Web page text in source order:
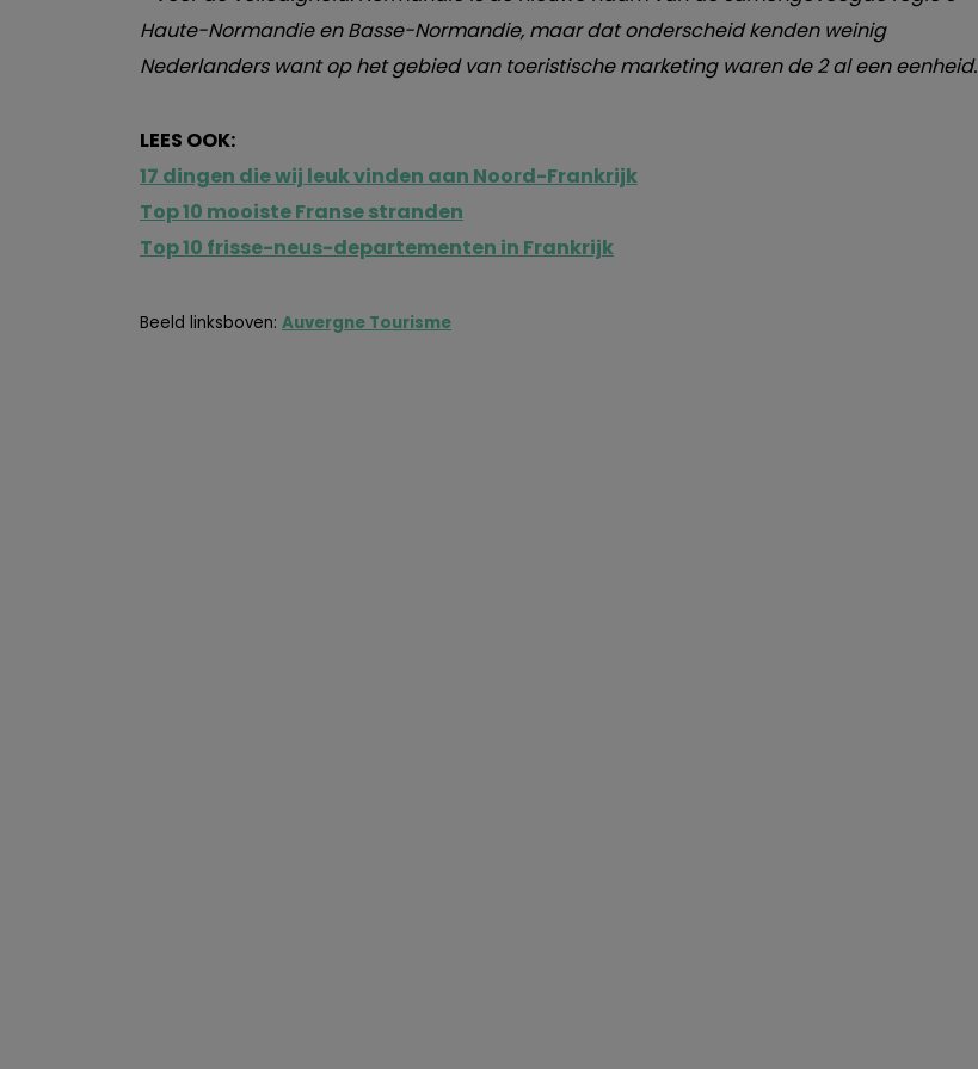
Haute-Normandie en Basse-Normandie, maar dat onderscheid kenden weinig
Nederlanders want op het gebied van toeristische marketing waren de 2 al een eenheid.
LEES OOK:
17 dingen die wij leuk vinden aan Noord-Frankrijk
Top 10 mooiste Franse stranden
Top 10 frisse-neus-departementen in Frankrijk
Beeld linksboven: Auvergne Tourisme